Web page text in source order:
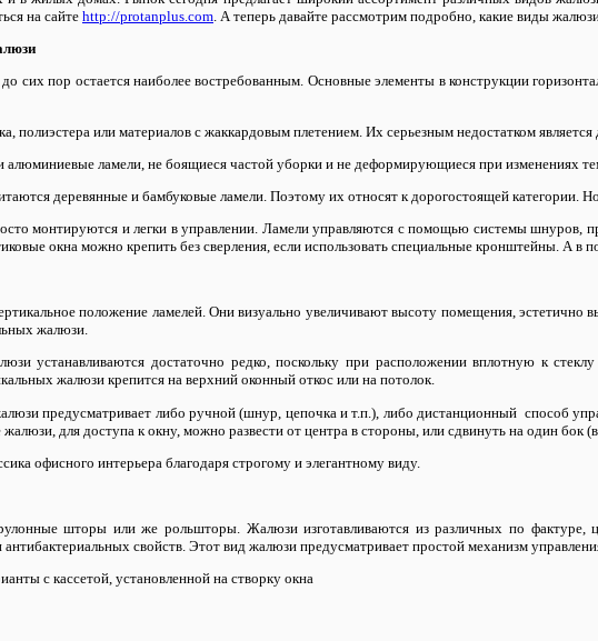
на сайте http://protanplus.com . А теперь давайте рассмотрим подробно, какие виды
сих пор остается наиболее востребованным. Основные элементы в конструкции
полиэстера или материалов с жаккардовым плетением. Их серьезным недостатком
алюминиевые ламели, не боящиеся частой уборки и не деформирующиеся при изменениях
деревянные и бамбуковые ламели. Поэтому их относят к дорогостоящей категории.
монтируются и легки в управлении. Ламели управляются с помощью системы шнуров,
окна можно крепить без сверления, если использовать специальные кронштейны. А
положение ламелей. Они визуально увеличивают высоту помещения, эстетично
жалюзи.
устанавливаются достаточно редко, поскольку при расположении вплотную к
жалюзи крепится на верхний оконный откос или на потолок.
предусматривает либо ручной (шнур, цепочка и т.п.), либо дистанционный способ
для доступа к окну, можно развести от центра в стороны, или сдвинуть на один бок
офисного интерьера благодаря строгому и элегантному виду.
шторы или же рольшторы. Жалюзи изготавливаются из различных по фактуре,
свойств. Этот вид жалюзи предусматривает простой механизм
с кассетой, установленной на створку окна